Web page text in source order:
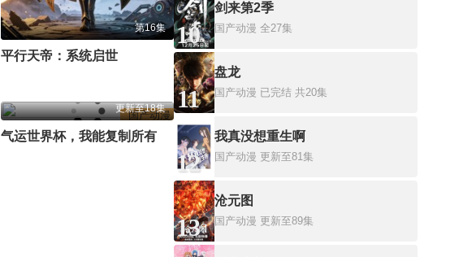
第16集
平行天帝：系统启世
国产动漫
更新至18集
10
剑来第2季
国产动漫 全27集
11
盘龙
国产动漫 已完结 共20集
12
我真没想重生啊
国产动漫 更新至81集
13
沧元图
国产动漫 更新至89集